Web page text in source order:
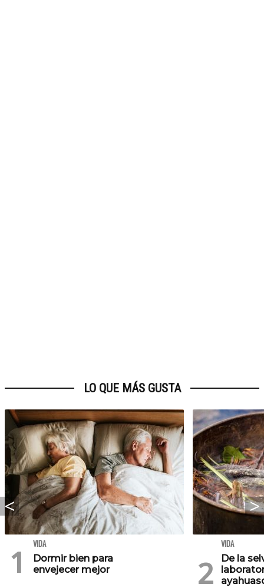
LO QUE MÁS GUSTA
VIDA
Dormir bien para
envejecer mejor
VIDA
De la